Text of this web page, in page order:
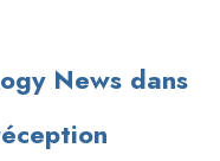
News dans